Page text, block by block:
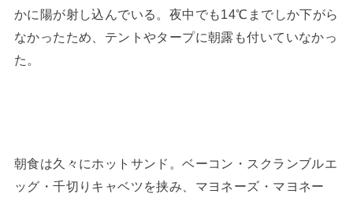
かに陽が射し込んでいる。夜中でも14℃までしか下がら
なかったため、テントやタープに朝露も付いていなかっ
た。
朝食は久々にホットサンド。ベーコン・スクランブルエ
ッグ・千切りキャベツを挟み、マヨネーズ・マヨネー